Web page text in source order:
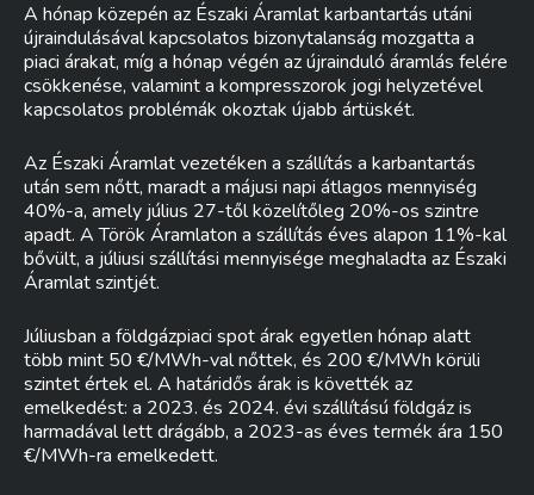
A hónap közepén az Északi Áramlat karbantartás utáni
újraindulásával kapcsolatos bizonytalanság mozgatta a
piaci árakat, míg a hónap végén az újrainduló áramlás felére
csökkenése, valamint a kompresszorok jogi helyzetével
kapcsolatos problémák okoztak újabb ártüskét.
Az Északi Áramlat vezetéken a szállítás a karbantartás
után sem nőtt, maradt a májusi napi átlagos mennyiség
40%-a, amely július 27-től közelítőleg 20%-os szintre
apadt. A Török Áramlaton a szállítás éves alapon 11%-kal
bővült, a júliusi szállítási mennyisége meghaladta az Északi
Áramlat szintjét.
Júliusban a földgázpiaci spot árak egyetlen hónap alatt
több mint 50 €/MWh-val nőttek, és 200 €/MWh körüli
szintet értek el. A határidős árak is követték az
emelkedést: a 2023. és 2024. évi szállítású földgáz is
harmadával lett drágább, a 2023-as éves termék ára 150
€/MWh-ra emelkedett.